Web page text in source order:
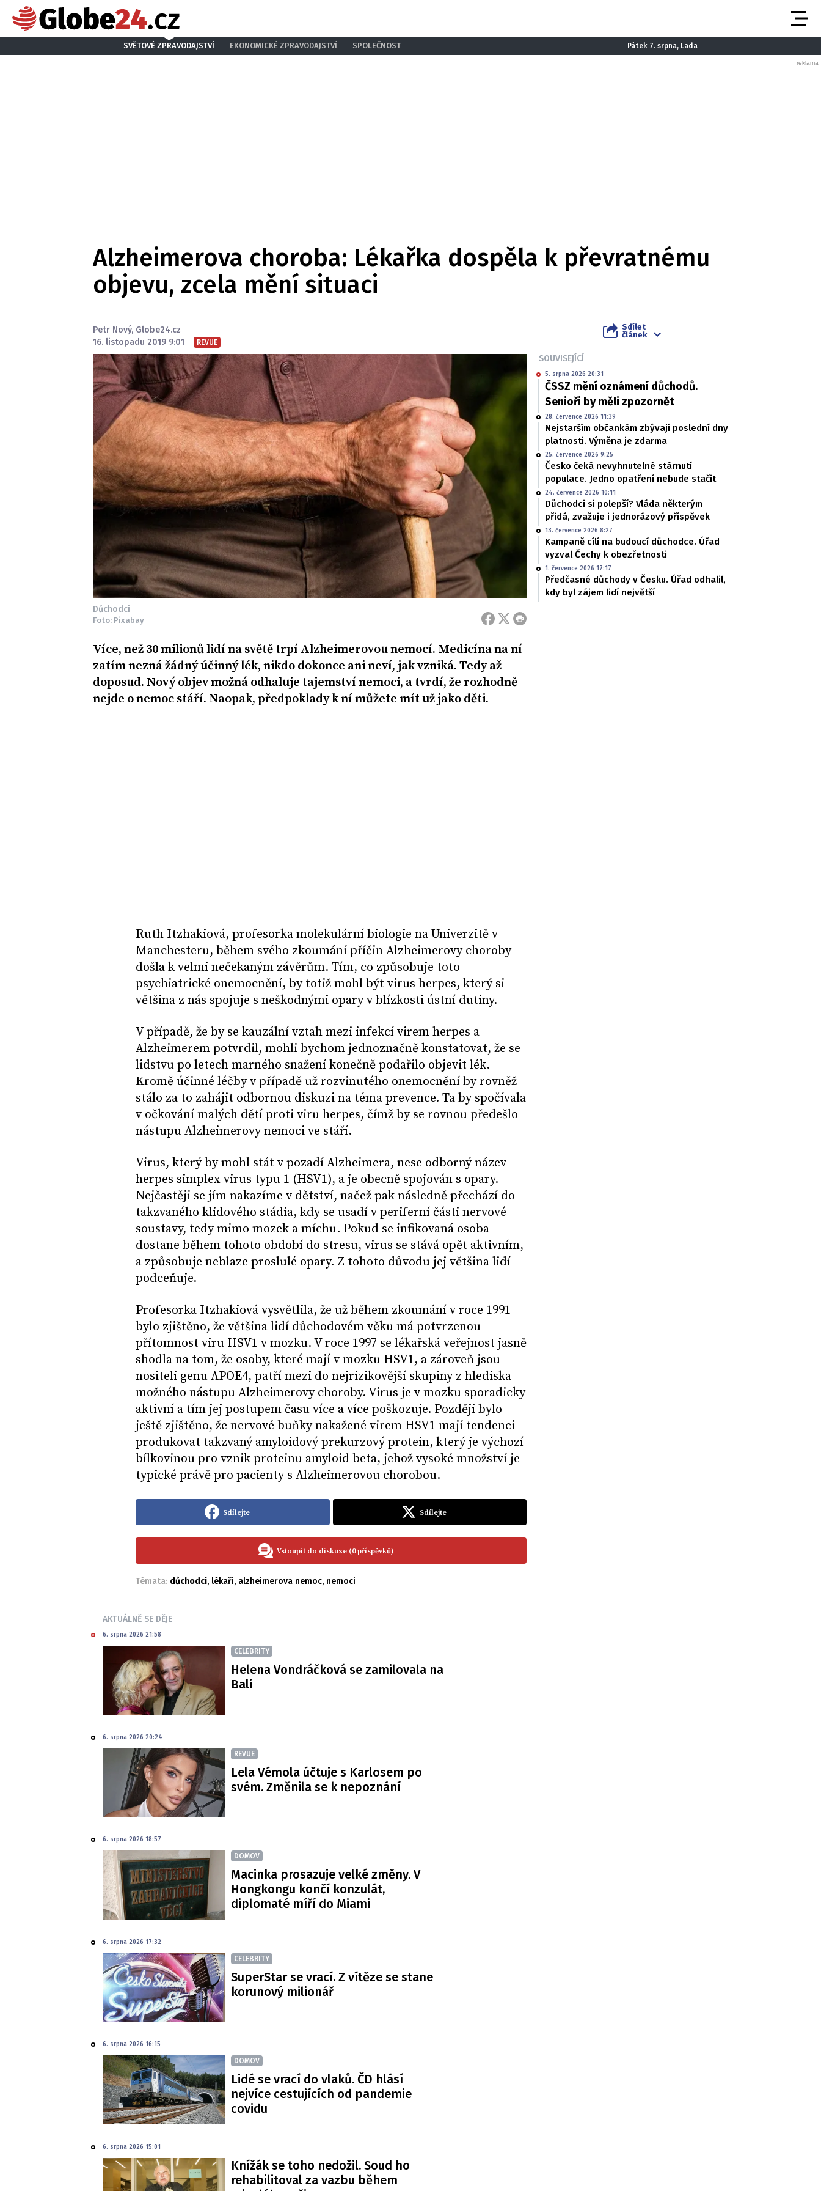
SVĚTOVÉ ZPRAVODAJSTVÍ EKONOMICKÉ ZPRAVODAJSTVÍ SPOLEČNOST Pátek 7. srpna, Lada
Alzheimerova choroba: Lékařka dospěla k převratnému
objevu, zcela mění situaci
Petr Nový, Globe24.cz
16. listopadu 2019 9:01
REVUE
Sdílet
článek
Důchodci
Foto: Pixabay
Více, než 30 milionů lidí na světě trpí Alzheimerovou nemocí. Medicína na ní
zatím nezná žádný účinný lék, nikdo dokonce ani neví, jak vzniká. Tedy až
doposud. Nový objev možná odhaluje tajemství nemoci, a tvrdí, že rozhodně
nejde o nemoc stáří. Naopak, předpoklady k ní můžete mít už jako děti.
Ruth Itzhakiová, profesorka molekulární biologie na Univerzitě v
Manchesteru, během svého zkoumání příčin Alzheimerovy choroby
došla k velmi nečekaným závěrům. Tím, co způsobuje toto
psychiatrické onemocnění, by totiž mohl být virus herpes, který si
většina z nás spojuje s neškodnými opary v blízkosti ústní dutiny.
V případě, že by se kauzální vztah mezi infekcí virem herpes a
Alzheimerem potvrdil, mohli bychom jednoznačně konstatovat, že se
lidstvu po letech marného snažení konečně podařilo objevit lék.
Kromě účinné léčby v případě už rozvinutého onemocnění by rovněž
stálo za to zahájit odbornou diskuzi na téma prevence. Ta by spočívala
v očkování malých dětí proti viru herpes, čímž by se rovnou předešlo
nástupu Alzheimerovy nemoci ve stáří.
Virus, který by mohl stát v pozadí Alzheimera, nese odborný název
herpes simplex virus typu 1 (HSV1), a je obecně spojován s opary.
Nejčastěji se jím nakazíme v dětství, načež pak následně přechází do
takzvaného klidového stádia, kdy se usadí v periferní části nervové
soustavy, tedy mimo mozek a míchu. Pokud se infikovaná osoba
dostane během tohoto období do stresu, virus se stává opět aktivním,
a způsobuje neblaze proslulé opary. Z tohoto důvodu jej většina lidí
podceňuje.
Profesorka Itzhakiová vysvětlila, že už během zkoumání v roce 1991
bylo zjištěno, že většina lidí důchodovém věku má potvrzenou
přítomnost viru HSV1 v mozku. V roce 1997 se lékařská veřejnost jasně
shodla na tom, že osoby, které mají v mozku HSV1, a zároveň jsou
nositeli genu APOE4, patří mezi do nejrizikovější skupiny z hlediska
možného nástupu Alzheimerovy choroby. Virus je v mozku sporadicky
aktivní a tím jej postupem času více a více poškozuje. Později bylo
ještě zjištěno, že nervové buňky nakažené virem HSV1 mají tendenci
produkovat takzvaný amyloidový prekurzový protein, který je výchozí
bílkovinou pro vznik proteinu amyloid beta, jehož vysoké množství je
typické právě pro pacienty s Alzheimerovou chorobou.
Sdílejte Sdílejte
Vstoupit do diskuze (0 příspěvků)
Témata: důchodci, lékaři, alzheimerova nemoc, nemoci
SOUVISEJÍCÍ
5. srpna 2026 20:31
ČSSZ mění oznámení důchodů.
Senioři by měli zpozornět
28. července 2026 11:39
Nejstarším občankám zbývají poslední dny
platnosti. Výměna je zdarma
25. července 2026 9:25
Česko čeká nevyhnutelné stárnutí
populace. Jedno opatření nebude stačit
24. července 2026 10:11
Důchodci si polepší? Vláda některým
přidá, zvažuje i jednorázový příspěvek
13. července 2026 8:27
Kampaně cílí na budoucí důchodce. Úřad
vyzval Čechy k obezřetnosti
1. července 2026 17:17
Předčasné důchody v Česku. Úřad odhalil,
kdy byl zájem lidí největší
AKTUÁLNĚ SE DĚJE
6. srpna 2026 21:58
CELEBRITY
Helena Vondráčková se zamilovala na
Bali
6. srpna 2026 20:24
REVUE
Lela Vémola účtuje s Karlosem po
svém. Změnila se k nepoznání
6. srpna 2026 18:57
DOMOV
Macinka prosazuje velké změny. V
Hongkongu končí konzulát,
diplomaté míří do Miami
6. srpna 2026 17:32
CELEBRITY
SuperStar se vrací. Z vítěze se stane
korunový milionář
6. srpna 2026 16:15
DOMOV
Lidé se vrací do vlaků. ČD hlásí
nejvíce cestujících od pandemie
covidu
6. srpna 2026 15:01
Knížák se toho nedožil. Soud ho
rehabilitoval za vazbu během